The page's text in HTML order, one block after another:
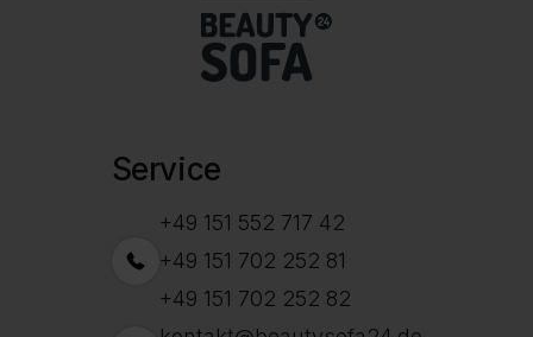
Service
+49 151 552 717 42
+49 151 702 252 81
+49 151 702 252 82